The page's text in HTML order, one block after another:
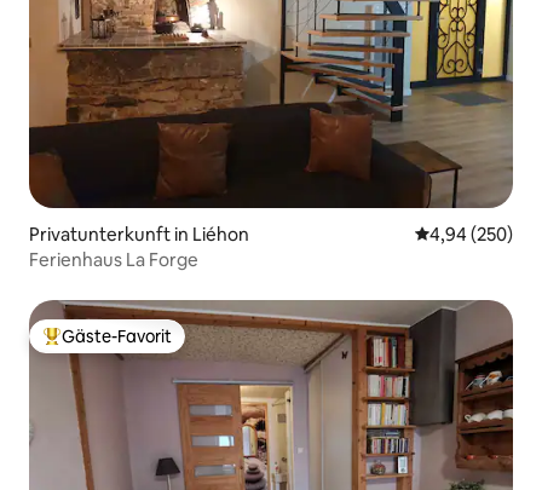
Privatunterkunft in Liéhon
4,94 (250)
Ferienhaus La Forge
Beliebter Gäste-Favorit.
Gäste-Favorit